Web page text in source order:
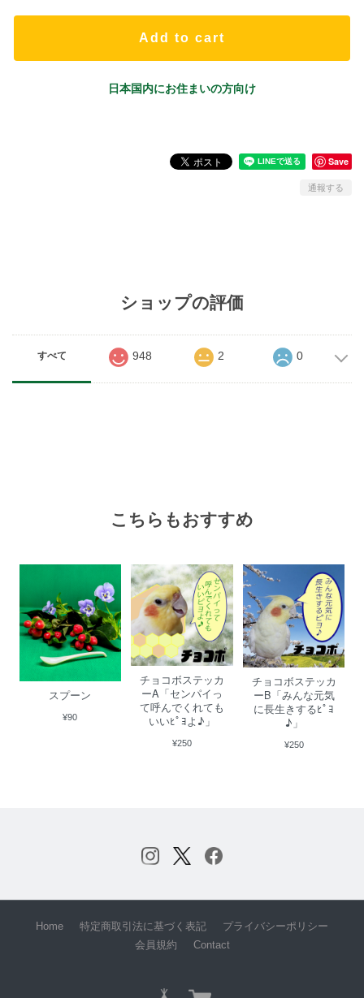
Add to cart
日本国内にお住まいの方向け
Save
通報する
ショップの評価
すべて 948 2 0
こちらもおすすめ
スプーン
¥90
チョコボステッカ
ーA「センパイっ
て呼んでくれても
いいﾋﾟﾖよ♪」
¥250
チョコボステッカ
ーB「みんな元気
に長生きするﾋﾟﾖ
♪」
¥250
Home 特定商取引法に基づく表記
プライバシーポリシー
会員規約
Contact